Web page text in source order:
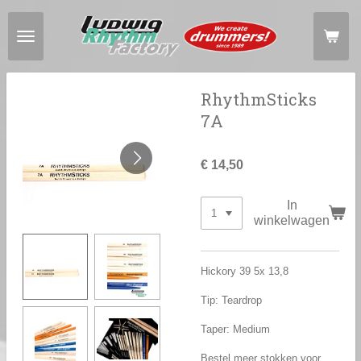
Ga
direct
de
RhythmSticks
7A
€ 14,50
In
winkelwagen
Hickory 39 5x 13,8
Tip: Teardrop
Taper: Medium
Bestel meer stokken voor